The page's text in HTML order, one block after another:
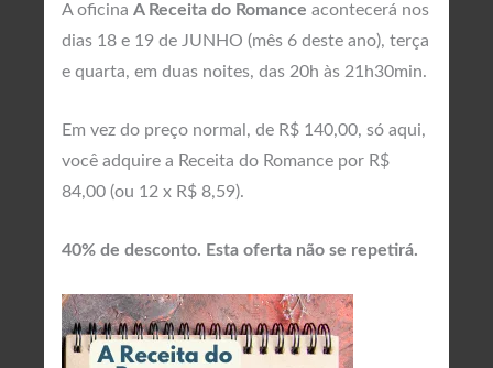
A oficina A Receita do Romance acontecerá nos
dias 18 e 19 de JUNHO (mês 6 deste ano), terça
e quarta, em duas noites, das 20h às 21h30min.
Em vez do preço normal, de R$ 140,00, só aqui,
você adquire a Receita do Romance por R$
84,00 (ou 12 x R$ 8,59).
40% de desconto. Esta oferta não se repetirá.